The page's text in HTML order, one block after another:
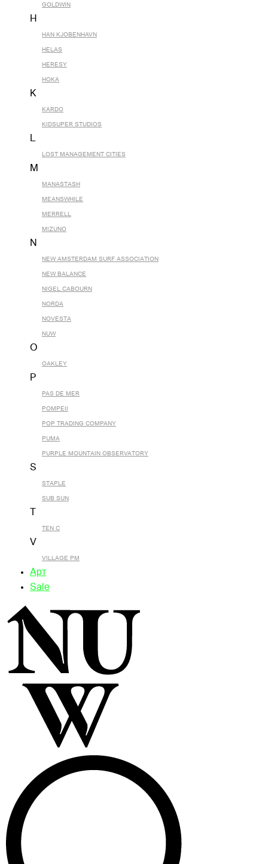
GOLDWIN
H
HAN KJOBENHAVN
HELAS
HERESY
HOKA
K
KARDO
KIDSUPER STUDIOS
L
LOST MANAGEMENT CITIES
M
MANASTASH
MEANSWHILE
MERRELL
MIZUNO
N
NEW AMSTERDAM SURF ASSOCIATION
NEW BALANCE
NIGEL CABOURN
NORDA
NOVESTA
NUW
O
OAKLEY
P
PAS DE MER
POMPEII
POP TRADING COMPANY
PUMA
PURPLE MOUNTAIN OBSERVATORY
S
STAPLE
SUB SUN
TEN C
V
VILLAGE PM
Арт
Sale